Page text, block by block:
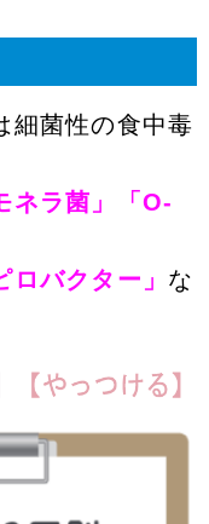
細菌性の食中毒
ネラ菌」「O-
ロバクター」 な